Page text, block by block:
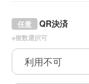
QR決済
任意
※複数選択可
利用不可